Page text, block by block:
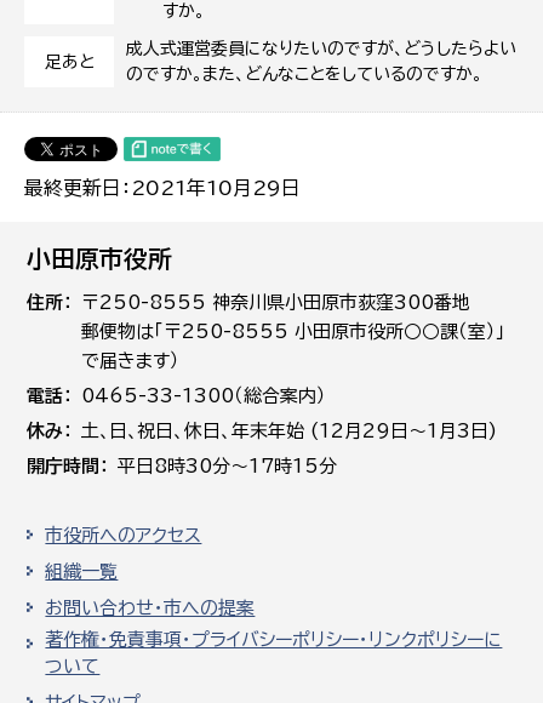
すか。
足あと
成人式運営委員になりたいのですが、どうしたらよい
のですか。また、どんなことをしているのですか。
最終更新日：2021年10月29日
小田原市役所
住所
〒250-8555 神奈川県小田原市荻窪300番地
郵便物は「〒250-8555 小田原市役所○○課（室）」
で届きます）
電話
0465-33-1300（総合案内）
休み
土､日､祝日、休日、年末年始 (12月29日～1月3日)
開庁時間
平日8時30分～17時15分
市役所へのアクセス
組織一覧
お問い合わせ・市への提案
著作権・免責事項・プライバシーポリシー・リンクポリシーに
ついて